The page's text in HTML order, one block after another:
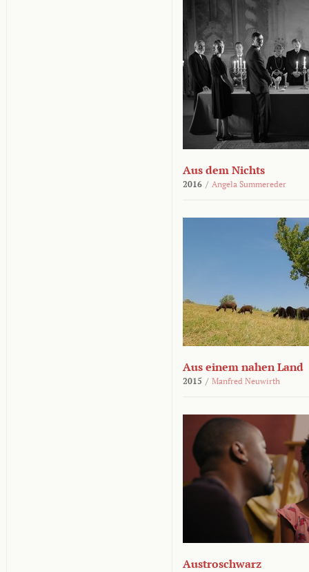
Aus dem Nichts
2016 / Angela Summereder
Aus einem nahen Land
2015 / Manfred Neuwirth
Austroschwarz